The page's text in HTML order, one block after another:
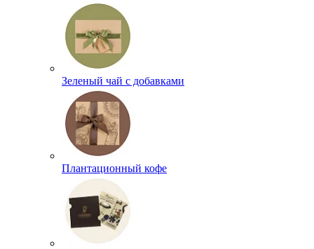
Зеленый чай с добавками
Плантационный кофе